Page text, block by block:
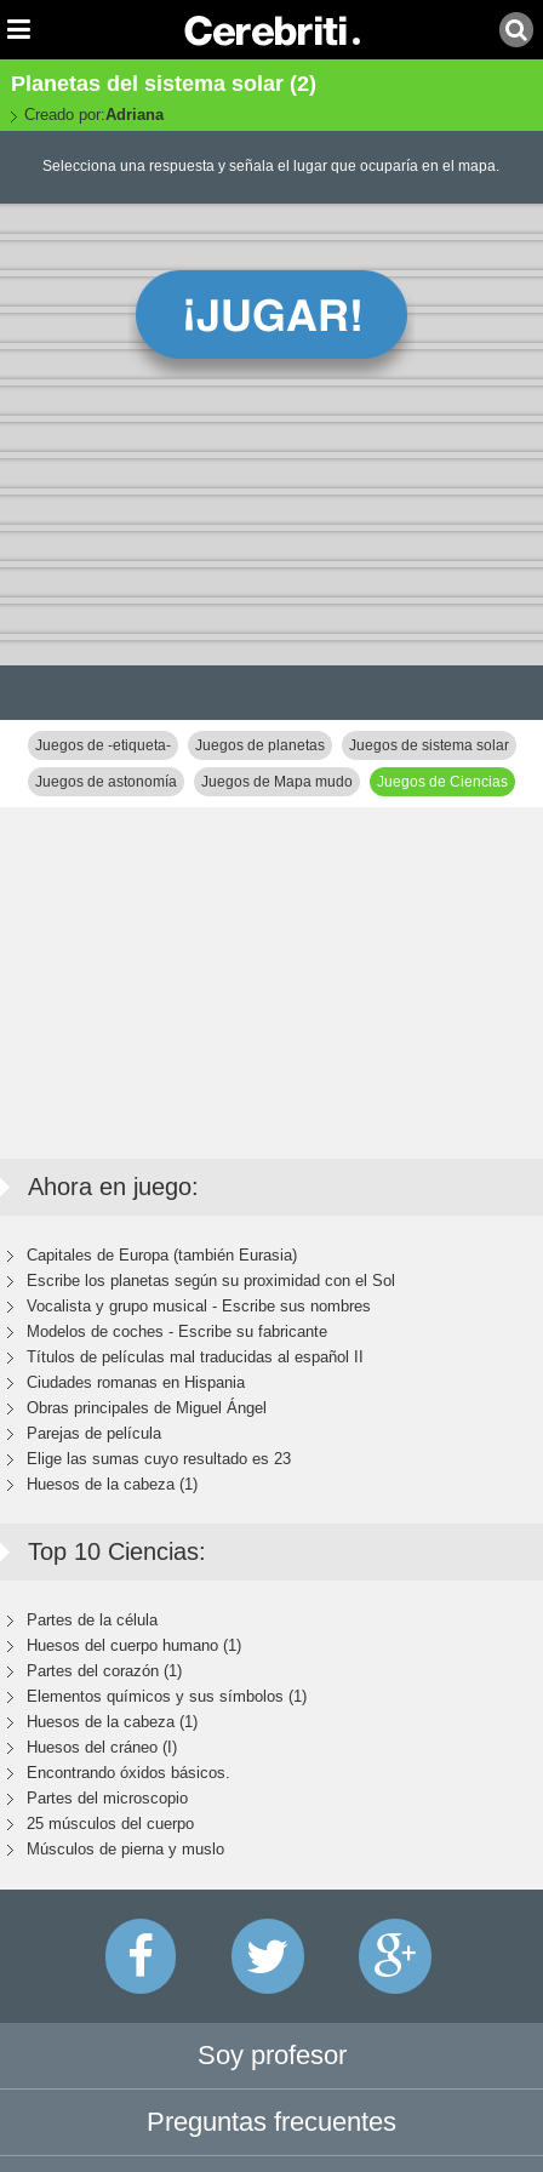
Planetas del sistema solar (2)
Creado por:Adriana
Selecciona una respuesta y señala el lugar que ocuparía en el mapa.
Juegos de -etiqueta- Juegos de planetas Juegos de sistema solar
Juegos de astonomía Juegos de Mapa mudo Juegos de Ciencias
Ahora en juego:
Capitales de Europa (también Eurasia)
Escribe los planetas según su proximidad con el Sol
Vocalista y grupo musical - Escribe sus nombres
Modelos de coches - Escribe su fabricante
Títulos de películas mal traducidas al español II
Ciudades romanas en Hispania
Obras principales de Miguel Ángel
Parejas de película
Elige las sumas cuyo resultado es 23
Huesos de la cabeza (1)
Top 10 Ciencias:
Partes de la célula
Huesos del cuerpo humano (1)
Partes del corazón (1)
Elementos químicos y sus símbolos (1)
Huesos de la cabeza (1)
Huesos del cráneo (I)
Encontrando óxidos básicos.
Partes del microscopio
25 músculos del cuerpo
Músculos de pierna y muslo
Soy profesor
Preguntas frecuentes